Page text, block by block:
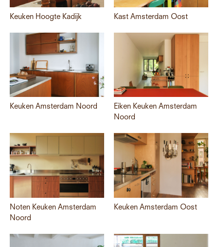
Keuken Hoogte Kadijk Kast Amsterdam Oost
Keuken Amsterdam Noord
Eiken Keuken Amsterdam
Noord
Noten Keuken Amsterdam
Noord
Keuken Amsterdam Oost